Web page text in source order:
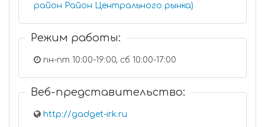
район Район Центрального рынка)
Режим работы:
пн-пт 10:00-19:00, сб 10:00-17:00
Веб-представительство:
http://gadget-irk.ru